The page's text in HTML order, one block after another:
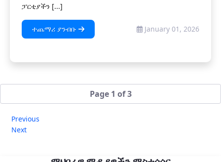
ፓርቲያችን [...]
ተጨማሪ ያንብቡ January 01, 2026
Page 1 of 3
Previous
Next